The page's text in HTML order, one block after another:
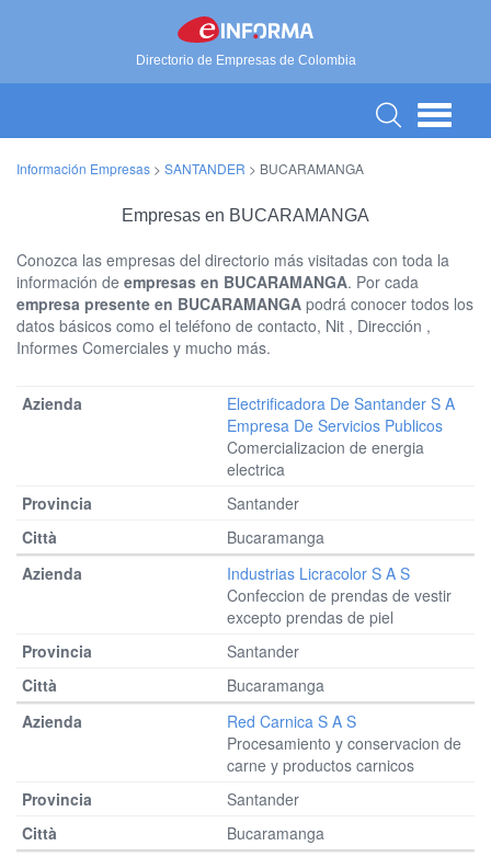
Directorio de Empresas de Colombia
Información Empresas > SANTANDER > BUCARAMANGA
Empresas en BUCARAMANGA
Conozca las empresas del directorio más visitadas con toda la
información de empresas en BUCARAMANGA. Por cada
empresa presente en BUCARAMANGA podrá conocer todos los
datos básicos como el teléfono de contacto, Nit , Dirección ,
Informes Comerciales y mucho más.
Electrificadora De Santander S A
Empresa De Servicios Publicos
Comercializacion de energia
electrica
Santander
Bucaramanga
Industrias Licracolor S A S
Confeccion de prendas de vestir
excepto prendas de piel
Santander
Bucaramanga
Red Carnica S A S
Procesamiento y conservacion de
carne y productos carnicos
Santander
Bucaramanga